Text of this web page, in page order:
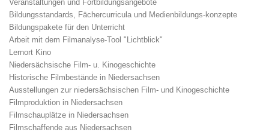
Veranstaltungen und Fortbildungsangebote
Bildungsstandards, Fächercurricula und Medienbildungs-konzepte
Bildungspakete für den Unterricht
Arbeit mit dem Filmanalyse-Tool "Lichtblick"
Lernort Kino
Niedersächsische Film- u. Kinogeschichte
Historische Filmbestände in Niedersachsen
Ausstellungen zur niedersächsischen Film- und Kinogeschichte
Filmproduktion in Niedersachsen
Filmschauplätze in Niedersachsen
Filmschaffende aus Niedersachsen